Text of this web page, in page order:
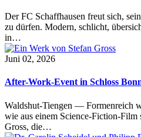
Der FC Schaffhausen freut sich,
zu dürfen. Modern, schlicht,
in…
Juni 02, 2026
After-Work-Event in Schloss
Waldshut-Tiengen — Formenreich
wie aus einem Science-Fiction-
Gross, die…